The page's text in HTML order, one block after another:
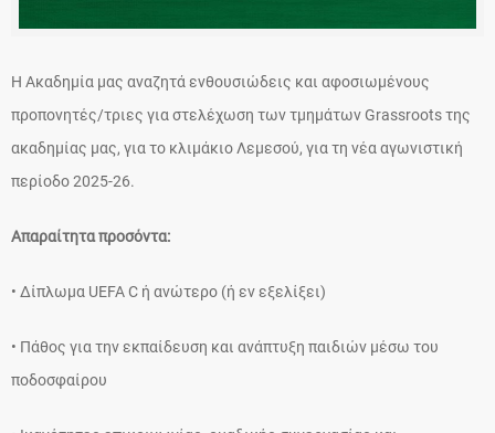
Η Ακαδημία μας αναζητά ενθουσιώδεις και αφοσιωμένους
προπονητές/τριες για στελέχωση των τμημάτων Grassroots της
ακαδημίας μας, για τo κλιμάκιο Λεμεσού, για τη νέα αγωνιστική
περίοδο 2025-26.
Απαραίτητα προσόντα:
• Δίπλωμα UEFA C ή ανώτερο (ή εν εξελίξει)
• Πάθος για την εκπαίδευση και ανάπτυξη παιδιών μέσω του
ποδοσφαίρου